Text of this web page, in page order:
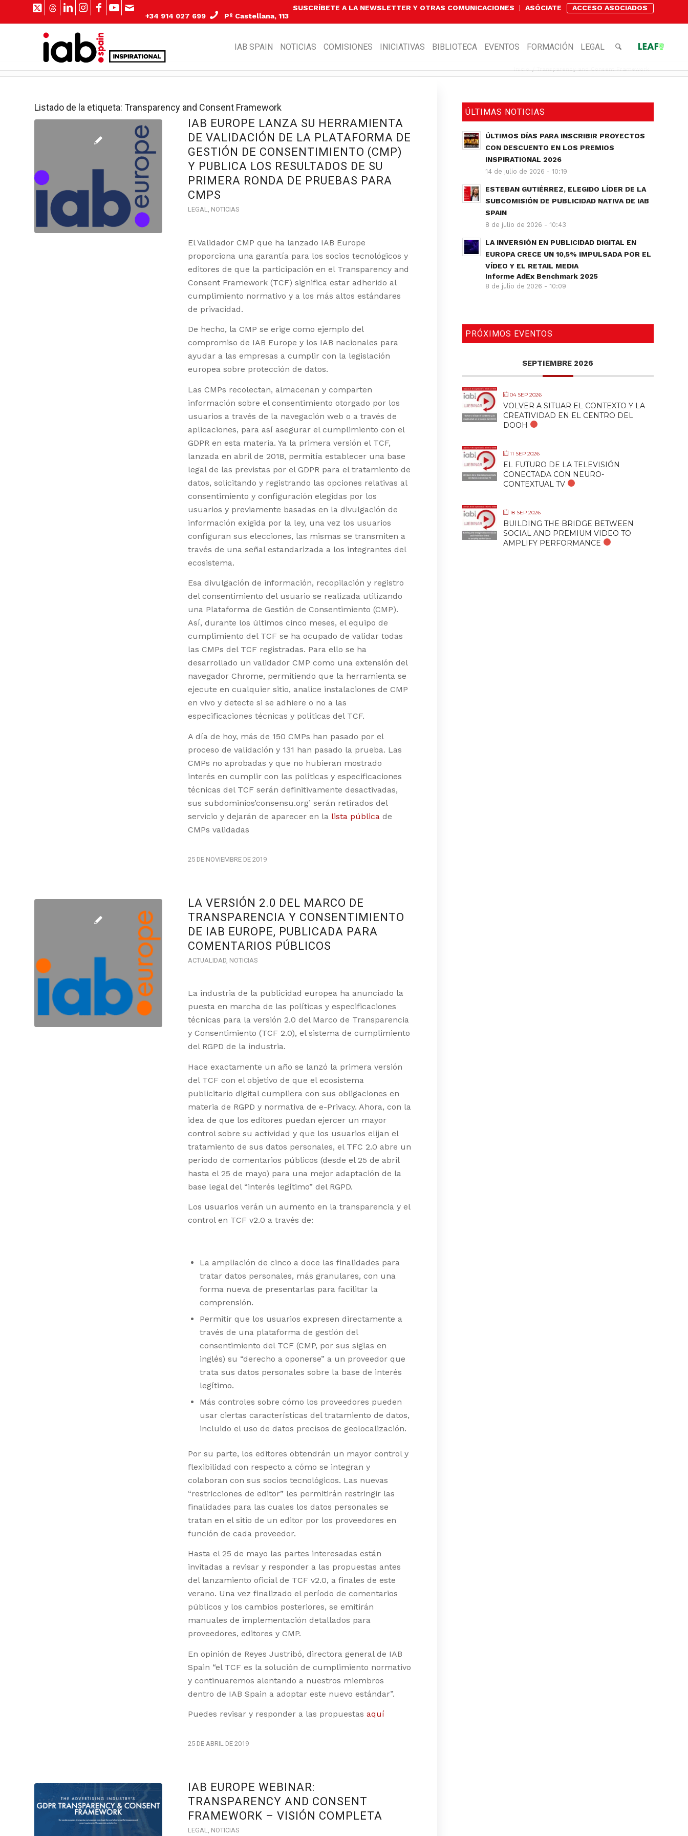
SUSCRÍBETE A LA NEWSLETTER Y OTRAS COMUNICACIONES ASÓCIATE
ACCESO ASOCIADOS
+34 914 027 699
Pº Castellana, 113
IAB SPAIN NOTICIAS COMISIONES INICIATIVAS BIBLIOTECA EVENTOS FORMACIÓN LEGAL
Inicio / Transparency and Consent Framework
Listado de la etiqueta: Transparency and Consent Framework
IAB EUROPE LANZA SU HERRAMIENTA
DE VALIDACIÓN DE LA PLATAFORMA DE
GESTIÓN DE CONSENTIMIENTO (CMP)
Y PUBLICA LOS RESULTADOS DE SU
PRIMERA RONDA DE PRUEBAS PARA
CMPS
LEGAL, NOTICIAS
El Validador CMP que ha lanzado IAB Europe
proporciona una garantía para los socios tecnológicos y
editores de que la participación en el Transparency and
Consent Framework (TCF) significa estar adherido al
cumplimiento normativo y a los más altos estándares
de privacidad.
De hecho, la CMP se erige como ejemplo del
compromiso de IAB Europe y los IAB nacionales para
ayudar a las empresas a cumplir con la legislación
europea sobre protección de datos.
Las CMPs recolectan, almacenan y comparten
información sobre el consentimiento otorgado por los
usuarios a través de la navegación web o a través de
aplicaciones, para así asegurar el cumplimiento con el
GDPR en esta materia. Ya la primera versión el TCF,
lanzada en abril de 2018, permitía establecer una base
legal de las previstas por el GDPR para el tratamiento de
datos, solicitando y registrando las opciones relativas al
consentimiento y configuración elegidas por los
usuarios y previamente basadas en la divulgación de
información exigida por la ley, una vez los usuarios
configuran sus elecciones, las mismas se transmiten a
través de una señal estandarizada a los integrantes del
ecosistema.
Esa divulgación de información, recopilación y registro
del consentimiento del usuario se realizada utilizando
una Plataforma de Gestión de Consentimiento (CMP).
Así, durante los últimos cinco meses, el equipo de
cumplimiento del TCF se ha ocupado de validar todas
las CMPs del TCF registradas. Para ello se ha
desarrollado un validador CMP como una extensión del
navegador Chrome, permitiendo que la herramienta se
ejecute en cualquier sitio, analice instalaciones de CMP
en vivo y detecte si se adhiere o no a las
especificaciones técnicas y políticas del TCF.
A día de hoy, más de 150 CMPs han pasado por el
proceso de validación y 131 han pasado la prueba. Las
CMPs no aprobadas y que no hubieran mostrado
interés en cumplir con las políticas y especificaciones
técnicas del TCF serán definitivamente desactivadas,
sus subdominios’consensu.org’ serán retirados del
servicio y dejarán de aparecer en la lista pública de
CMPs validadas
25 DE NOVIEMBRE DE 2019
LA VERSIÓN 2.0 DEL MARCO DE
TRANSPARENCIA Y CONSENTIMIENTO
DE IAB EUROPE, PUBLICADA PARA
COMENTARIOS PÚBLICOS
ACTUALIDAD NOTICIAS
La industria de la publicidad europea ha anunciado la
puesta en marcha de las políticas y especificaciones
técnicas para la versión 2.0 del Marco de Transparencia
y Consentimiento (TCF 2.0), el sistema de cumplimiento
del RGPD de la industria.
Hace exactamente un año se lanzó la primera versión
del TCF con el objetivo de que el ecosistema
publicitario digital cumpliera con sus obligaciones en
materia de RGPD y normativa de e-Privacy. Ahora, con la
idea de que los editores puedan ejercer un mayor
control sobre su actividad y que los usuarios elijan el
tratamiento de sus datos personales, el TFC 2.0 abre un
periodo de comentarios públicos (desde el 25 de abril
hasta el 25 de mayo) para una mejor adaptación de la
base legal del “interés legítimo” del RGPD.
Los usuarios verán un aumento en la transparencia y el
control en TCF v2.0 a través de:
La ampliación de cinco a doce las finalidades para
tratar datos personales, más granulares, con una
forma nueva de presentarlas para facilitar la
comprensión.
Permitir que los usuarios expresen directamente a
través de una plataforma de gestión del
consentimiento del TCF (CMP, por sus siglas en
inglés) su “derecho a oponerse” a un proveedor que
trata sus datos personales sobre la base de interés
legítimo.
Más controles sobre cómo los proveedores pueden
usar ciertas características del tratamiento de datos,
incluido el uso de datos precisos de geolocalización.
Por su parte, los editores obtendrán un mayor control y
flexibilidad con respecto a cómo se integran y
colaboran con sus socios tecnológicos. Las nuevas
“restricciones de editor” les permitirán restringir las
finalidades para las cuales los datos personales se
tratan en el sitio de un editor por los proveedores en
función de cada proveedor.
Hasta el 25 de mayo las partes interesadas están
invitadas a revisar y responder a las propuestas antes
del lanzamiento oficial de TCF v2.0, a finales de este
verano. Una vez finalizado el período de comentarios
públicos y los cambios posteriores, se emitirán
manuales de implementación detallados para
proveedores, editores y CMP.
En opinión de Reyes Justribó, directora general de IAB
Spain “el TCF es la solución de cumplimiento normativo
y continuaremos alentando a nuestros miembros
dentro de IAB Spain a adoptar este nuevo estándar”.
Puedes revisar y responder a las propuestas aquí
25 DE ABRIL DE 2019
IAB EUROPE WEBINAR:
TRANSPARENCY AND CONSENT
FRAMEWORK – VISIÓN COMPLETA
LEGAL NOTICIAS
ÚLTIMAS NOTICIAS
ÚLTIMOS DÍAS PARA INSCRIBIR PROYECTOS
CON DESCUENTO EN LOS PREMIOS
INSPIRATIONAL 2026
14 de julio de 2026 - 10:19
ESTEBAN GUTIÉRREZ, ELEGIDO LÍDER DE LA
SUBCOMISIÓN DE PUBLICIDAD NATIVA DE IAB
SPAIN
8 de julio de 2026 - 10:43
LA INVERSIÓN EN PUBLICIDAD DIGITAL EN
EUROPA CRECE UN 10,5% IMPULSADA POR EL
VÍDEO Y EL RETAIL MEDIA
Informe AdEx Benchmark 2025
8 de julio de 2026 - 10:09
PRÓXIMOS EVENTOS
SEPTIEMBRE 2026
04 SEP 2026
VOLVER A SITUAR EL CONTEXTO Y LA
CREATIVIDAD EN EL CENTRO DEL
DOOH
11 SEP 2026
EL FUTURO DE LA TELEVISIÓN
CONECTADA CON NEURO-
CONTEXTUAL TV
18 SEP 2026
BUILDING THE BRIDGE BETWEEN
SOCIAL AND PREMIUM VIDEO TO
AMPLIFY PERFORMANCE